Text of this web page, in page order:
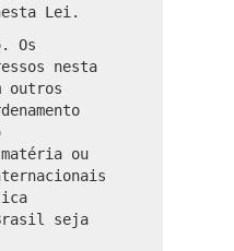
Lei.
Os
nesta
outros
ou
seja